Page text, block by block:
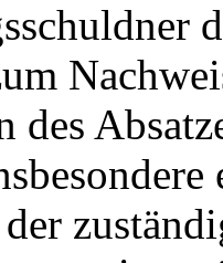
des